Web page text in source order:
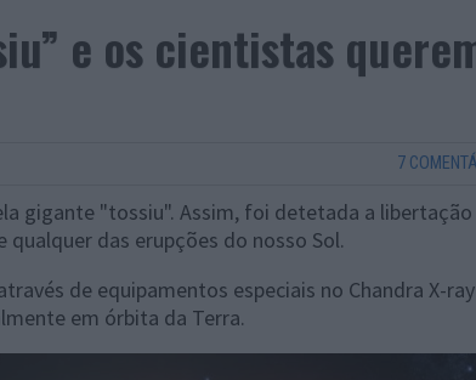
e os cientistas
7
gigante "tossiu". Assim, foi detetada a
das erupções do nosso Sol.
de equipamentos especiais no Chandra X-ray
em órbita da Terra.